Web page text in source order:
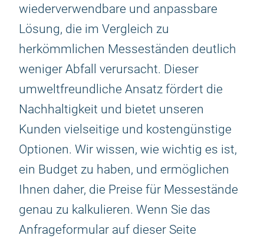
wiederverwendbare und anpassbare
Lösung, die im Vergleich zu
herkömmlichen Messeständen deutlich
weniger Abfall verursacht. Dieser
umweltfreundliche Ansatz fördert die
Nachhaltigkeit und bietet unseren
Kunden vielseitige und kostengünstige
Optionen. Wir wissen, wie wichtig es ist,
ein Budget zu haben, und ermöglichen
Ihnen daher, die Preise für Messestände
genau zu kalkulieren. Wenn Sie das
Anfrageformular auf dieser Seite